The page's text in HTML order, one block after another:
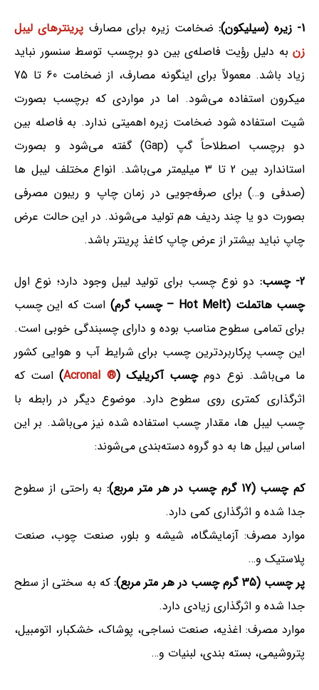
1- زیره (سیلیکون): ضخامت زیره برای مصارف پرینترهای لیبل
زن به دلیل رؤیت فاصله‌ی بین دو برچسب توسط سنسور نباید
زیاد باشد. معمولاً برای اینگونه مصارف، از ضخامت 60 تا 75
میکرون استفاده می‌شود. اما در مواردی که برچسب بصورت
شیت استفاده شود ضخامت زیره اهمیتی ندارد. به فاصله بین
دو برچسب اصطلاحاً گپ (Gap) گفته می‌شود و بصورت
استاندارد بین 2 تا 3 میلیمتر می‌باشد. انواع مختلف لیبل ها
(صدفی و…) برای صرفه‌جویی در زمان چاپ و ریبون مصرفی
بصورت دو یا چند ردیف هم تولید می‌شوند. در این حالت عرض
چاپ نباید بیشتر از عرض چاپ کاغذ پرینتر باشد.
2- چسب:
دو نوع چسب برای تولید لیبل وجود دارد؛ نوع اول
چسب هاتملت (Hot Melt – چسب گرم)
است که این چسب
برای تمامی سطوح مناسب بوده و دارای چسبندگی خوبی است.
این چسب پرکاربردترین چسب برای شرایط آب و هوایی کشور
ما می‌باشد. نوع دومچسب آکریلیک (® Acronal
)است که
اثرگذاری کمتری روی سطوح دارد. موضوع دیگر در رابطه با
چسب لیبل ها، مقدار چسب استفاده شده نیز می‌باشد. بر این
اساس لیبل ها به دو گروه دسته‌بندی می‌شوند:
کم چسب (17 گرم چسب در هر متر مربع):
به راحتی از سطوح
جدا شده و اثرگذاری کمی دارد.
موارد مصرف: آزمایشگاه، شیشه و بلور، صنعت چوب، صنعت
پلاستیک و…
پر چسب (35 گرم چسب در هر متر مربع):
که به سختی از سطح
جدا شده و اثرگذاری زیادی دارد.
موارد مصرف: اغذیه، صنعت نساجی، پوشاک، خشکبار، اتومبیل،
پتروشیمی، بسته بندی، لبنیات و…